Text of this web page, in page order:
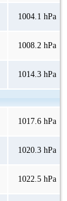
1004.1 hPa
1008.2 hPa
1014.3 hPa
1017.6 hPa
1020.3 hPa
1022.5 hPa